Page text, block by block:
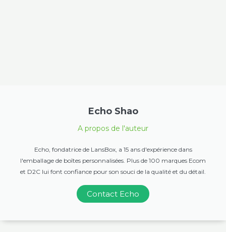
Echo Shao
A propos de l'auteur
Echo, fondatrice de LansBox, a 15 ans d'expérience dans
l'emballage de boîtes personnalisées. Plus de 100 marques Ecom
et D2C lui font confiance pour son souci de la qualité et du détail.
Contact Echo